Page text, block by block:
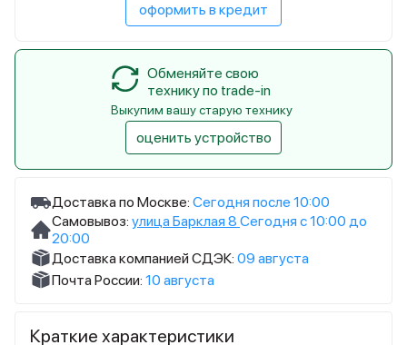
Доставка по Москве: Сегодня после 10:00
Самовывоз: улица Барклая 8 Сегодня с 10:00 до
20:00
Доставка компанией СДЭК: 09 августа
Почта России: 10 августа
Краткие характеристики
оформить в кредит
Обменяйте свою
технику по trade-in
Выкупим вашу старую технику
оценить устройство